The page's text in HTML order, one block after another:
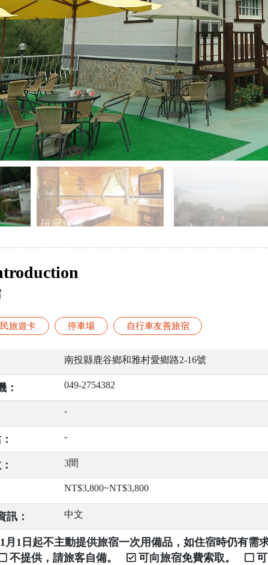
旅遊卡 停車場 自行車友善旅宿
南投縣鹿谷鄉和雅村愛鄉路2-16號
： 049-2754382
-
-
3間
NT$3,800~NT$3,800
訊： 中文
月1日起不主動提供旅宿一次用備品，如住宿時仍有需求
不提供，請旅客自備。 可向旅宿免費索取。